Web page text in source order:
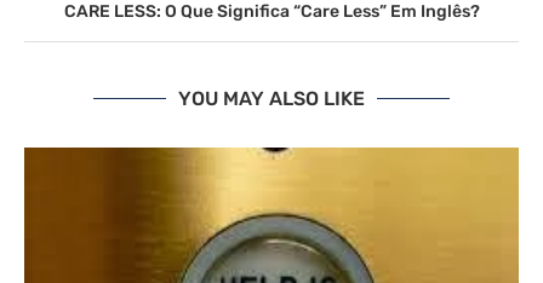
CARE LESS: O Que Significa “Care Less” Em Inglês?
YOU MAY ALSO LIKE